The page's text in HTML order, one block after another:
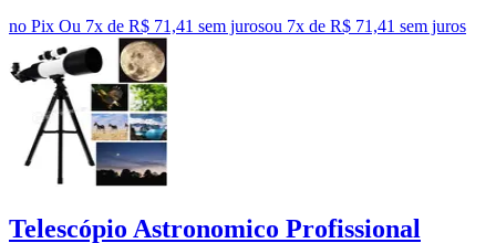
no Pix Ou 7x de R$ 71,41 sem jurosou 7x de R$ 71,41 sem juros
Telescópio Astronomico Profissional